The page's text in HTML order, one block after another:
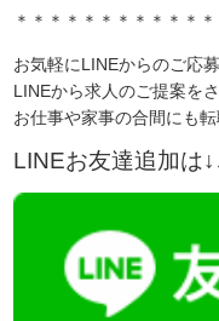
＊＊＊＊＊＊＊＊＊＊＊
お気軽にLINEからのご応
LINEから求人のご提案を
お仕事や家事の合間にも
LINEお友達追加は